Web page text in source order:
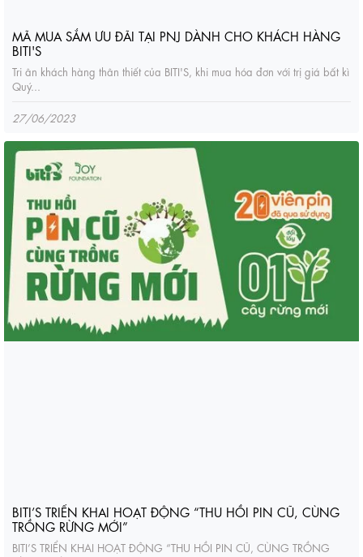
MÃ MUA SẮM ƯU ĐÃI TẠI PNJ DÀNH CHO KHÁCH HÀNG
BITI'S
Tri ân khách hàng thân thiết của BITI'S, khi mua hóa đơn với trị giá bất kì
Quý...
27/06/2023
BITI’S TRIỂN KHAI HOẠT ĐỘNG “THU HỒI PIN CŨ, CÙNG
TRỒNG RỪNG MỚI”
BITI’S TRIỂN KHAI HOẠT ĐỘNG “THU HỒI PIN CŨ, CÙNG TRỒNG